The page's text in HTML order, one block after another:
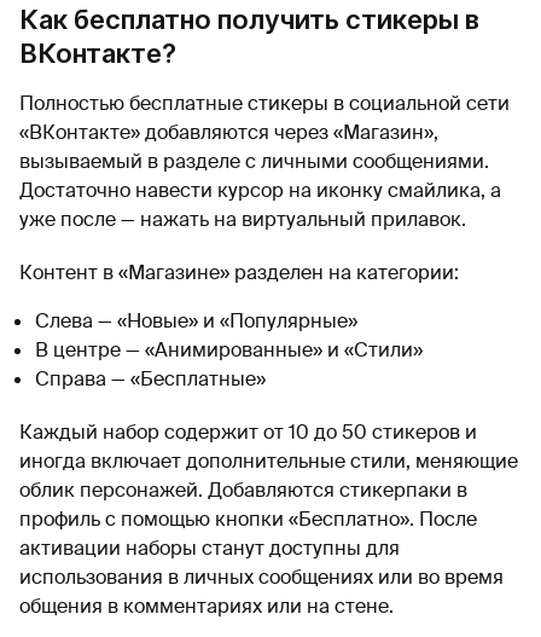
Как бесплатно получить стикеры в
ВКонтакте?
Полностью бесплатные стикеры в социальной сети
«ВКонтакте» добавляются через «Магазин»,
вызываемый в разделе с личными сообщениями.
Достаточно навести курсор на иконку смайлика, а
уже после — нажать на виртуальный прилавок.
Контент в «Магазине» разделен на категории:
Слева — «Новые» и «Популярные»
В центре — «Анимированные» и «Стили»
Справа — «Бесплатные»
Каждый набор содержит от 10 до 50 стикеров и
иногда включает дополнительные стили, меняющие
облик персонажей. Добавляются стикерпаки в
профиль с помощью кнопки «Бесплатно». После
активации наборы станут доступны для
использования в личных сообщениях или во время
общения в комментариях или на стене.